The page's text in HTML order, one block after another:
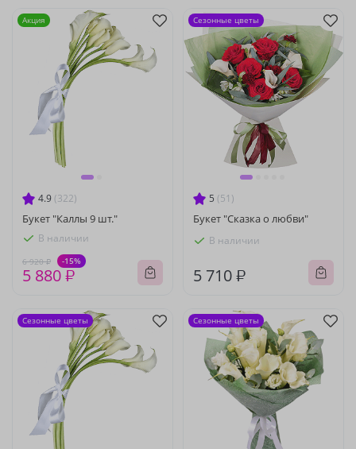
4.9 (322)
Букет "Каллы 9 шт."
В наличии
6 920 ₽ -15%
5 880 ₽
Акция
5 (51)
Букет "Сказка о любви"
В наличии
5 710 ₽
Сезонные цветы
Сезонные цветы Сезонные цветы